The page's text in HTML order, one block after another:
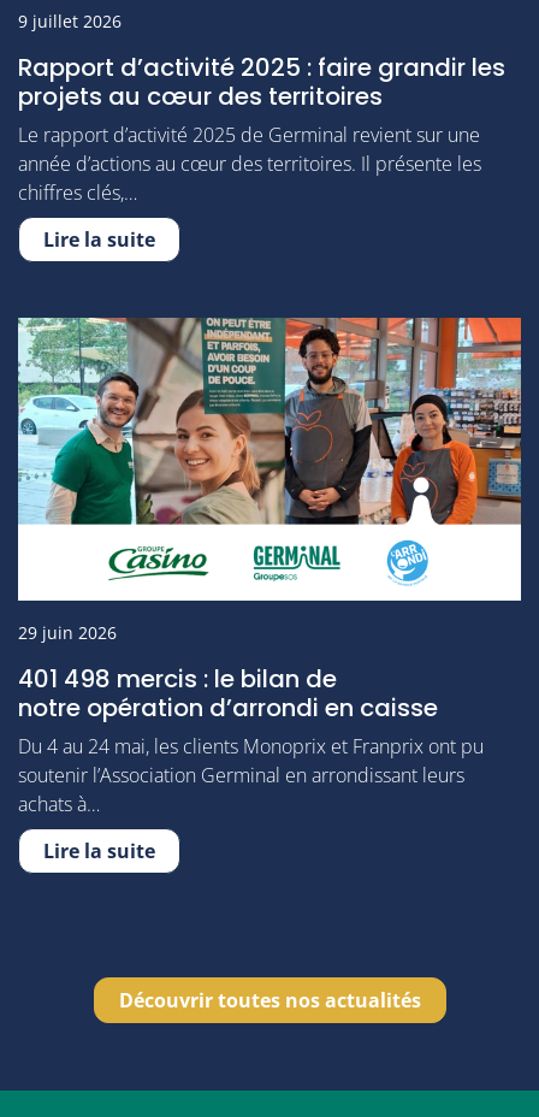
9 juillet 2026
Rapport d’activité 2025 : faire grandir les
projets au cœur des territoires
Le rapport d’activité 2025 de Germinal revient sur une
année d’actions au cœur des territoires. Il présente les
chiffres clés,…
Lire la suite
29 juin 2026
401 498 mercis : le bilan de
notre opération d’arrondi en caisse
Du 4 au 24 mai, les clients Monoprix et Franprix ont pu
soutenir l’Association Germinal en arrondissant leurs
achats à…
Lire la suite
Découvrir toutes nos actualités